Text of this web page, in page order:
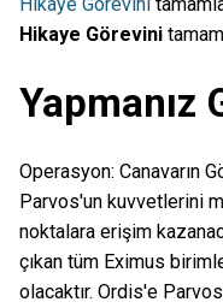
Hikaye Görevini
Yapmanız
Operasyon: Canavarın
Parvos'un kuvvetlerini
noktalara erişim
çıkan tüm Eximus
olacaktır. Ordis'e